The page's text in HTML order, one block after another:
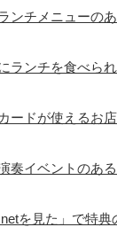
ンチメニューの
ランチを食べら
ードが使えるお店
奏イベントのあ
を見た」で特